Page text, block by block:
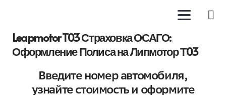
Leapmotor T03 Страховка ОСАГО:
Оформление Полиса на Липмотор Т03